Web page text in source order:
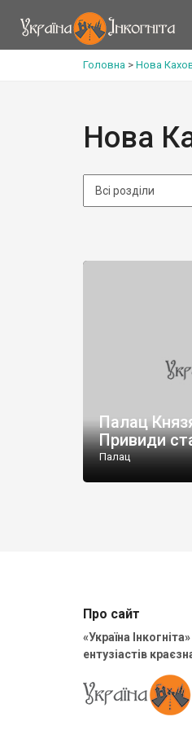
Головна > Нова
Нова
Палац
Привиди
Палац
Про сайт
«Україна
ентузіастів